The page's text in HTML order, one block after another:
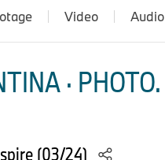
Video Audio
· PHOTO.
(03/24)